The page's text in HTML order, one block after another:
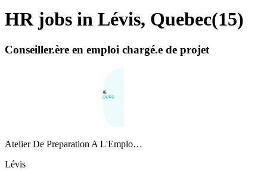
HR jobs in Lévis, Quebec(15)
Conseiller.ère en emploi chargé.e de projet
Atelier De Preparation A L'Emplo…
Lévis